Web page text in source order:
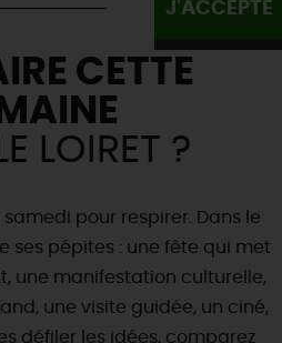
ENVIES
MADE IN LOIRET
CULTURE
& VILLAGES
& BALADES
ÀL'EAU !
& AVENTURE
AUSSI
et
producteurs
PAS RATER
Guide de l'été 2026 🤽🌞
& HANDICAP
CETTE
LOIRET ?
samedi pour respirer. Dans le
ses pépites : une fête qui met
une manifestation culturelle,
une visite guidée, un ciné,
défiler les idées, comparez
J'ACCEPTE